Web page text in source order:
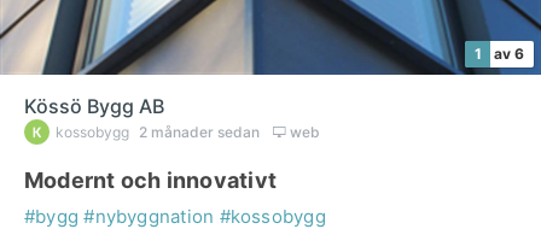
1 av 6
Kössö Bygg AB
kossobygg 2 månader sedan web
Modernt och innovativt
#bygg #nybyggnation #kossobygg